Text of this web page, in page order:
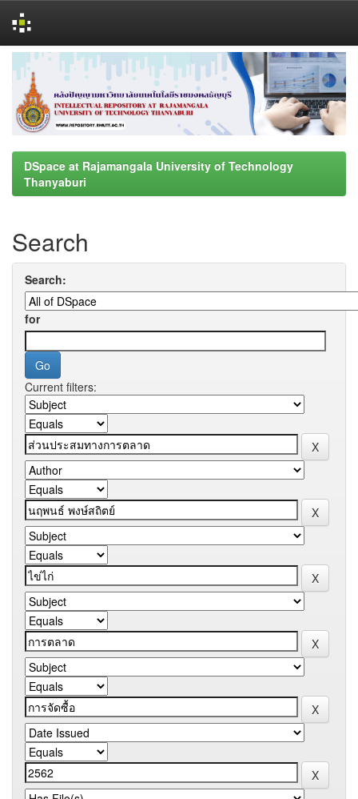
navigation
DSpace at Rajamangala University of Technology
Thanyaburi
Search
Search:
for
Current filters: